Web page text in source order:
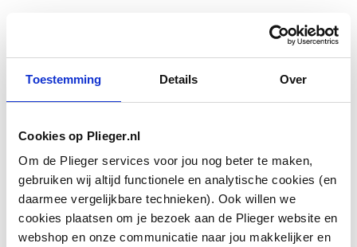
Toestemming Details Over
Cookies op Plieger.nl
Om de Plieger services voor jou nog beter te maken,
gebruiken wij altijd functionele en analytische cookies (en
daarmee vergelijkbare technieken). Ook willen we
cookies plaatsen om je bezoek aan de Plieger website en
webshop en onze communicatie naar jou makkelijker en
Oppervlaktebeschermin
Montagewijze Kraan
Basiskleur Chroom
Toon meer